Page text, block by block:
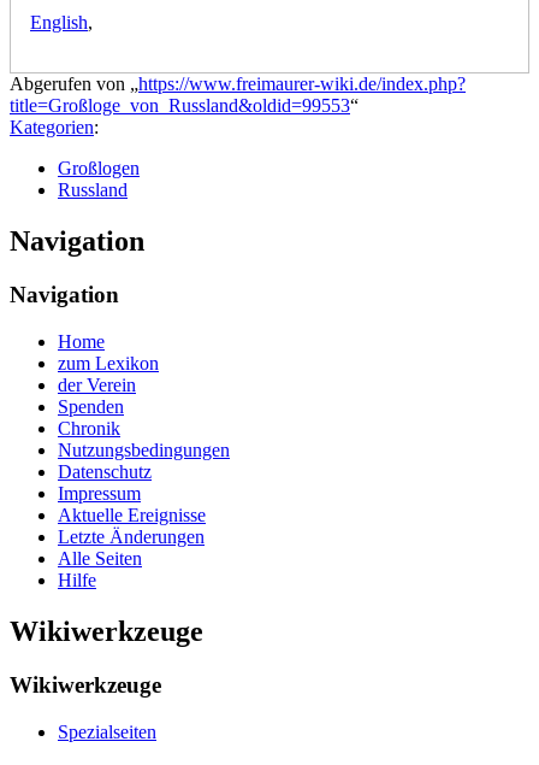
English,
Abgerufen von „https://www.freimaurer-wiki.de/index.php?
title=Großloge_von_Russland&oldid=99553“
Kategorien:
Großlogen
Russland
Navigation
Navigation
Home
zum Lexikon
der Verein
Spenden
Chronik
Nutzungsbedingungen
Datenschutz
Impressum
Aktuelle Ereignisse
Letzte Änderungen
Alle Seiten
Hilfe
Wikiwerkzeuge
Wikiwerkzeuge
Spezialseiten